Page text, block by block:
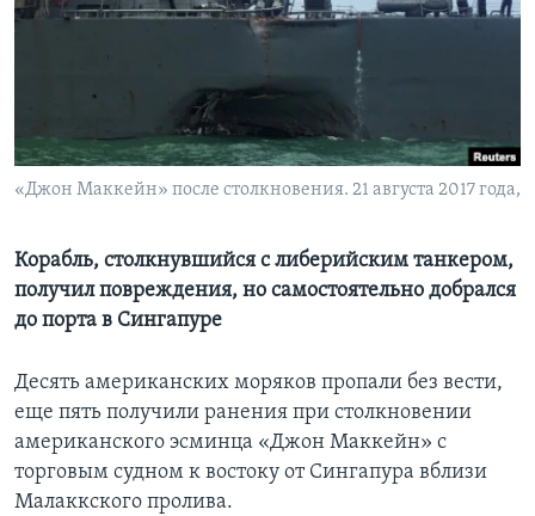
«Джон Маккейн» после столкновения. 21 августа 2017 года,
Корабль, столкнувшийся с либерийским танкером,
получил повреждения, но самостоятельно добрался
до порта в Сингапуре
Десять американских моряков пропали без вести,
еще пять получили ранения при столкновении
американского эсминца «Джон Маккейн» с
торговым судном к востоку от Сингапура вблизи
Малаккского пролива.